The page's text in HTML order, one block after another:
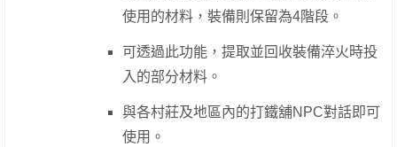
使用的材料，裝備則保留為4階段。
可透過此功能，提取並回收裝備淬火時投
入的部分材料。
與各村莊及地區內的打鐵舖NPC對話即可
使用。